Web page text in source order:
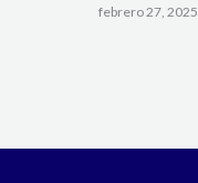
febrero 27, 2025